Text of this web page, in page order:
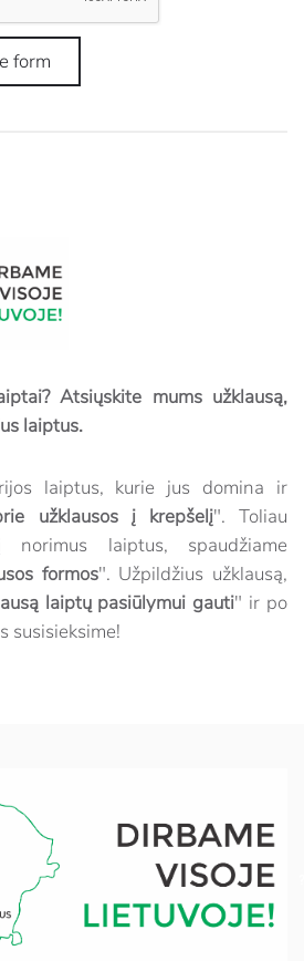
form
Atsiųskite mums užklausą,
laiptus.
laiptus, kurie jus domina ir
užklausos į krepšelį". Toliau
laiptus, spaudžiame
formos". Užpildžius užklausą,
laiptų pasiūlymui gauti" ir po
susisieksime!